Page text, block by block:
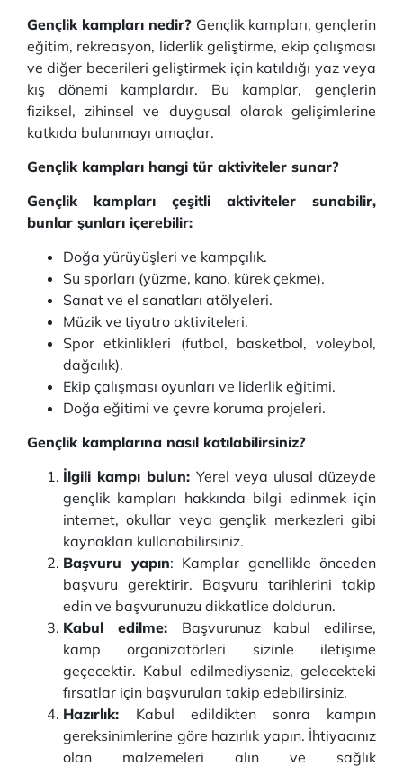
Gençlik kampları nedir? Gençlik kampları, gençlerin
eğitim, rekreasyon, liderlik geliştirme, ekip çalışması
ve diğer becerileri geliştirmek için katıldığı yaz veya
kış dönemi kamplardır. Bu kamplar, gençlerin
fiziksel, zihinsel ve duygusal olarak gelişimlerine
katkıda bulunmayı amaçlar.
Gençlik kampları hangi tür aktiviteler sunar?
Gençlik kampları çeşitli aktiviteler sunabilir,
bunlar şunları içerebilir:
Doğa yürüyüşleri ve kampçılık.
Su sporları (yüzme, kano, kürek çekme).
Sanat ve el sanatları atölyeleri.
Müzik ve tiyatro aktiviteleri.
Spor etkinlikleri (futbol, basketbol, voleybol,
dağcılık).
Ekip çalışması oyunları ve liderlik eğitimi.
Doğa eğitimi ve çevre koruma projeleri.
Gençlik kamplarına nasıl katılabilirsiniz?
İlgili kampı bulun: Yerel veya ulusal düzeyde
gençlik kampları hakkında bilgi edinmek için
internet, okullar veya gençlik merkezleri gibi
kaynakları kullanabilirsiniz.
Başvuru yapın: Kamplar genellikle önceden
başvuru gerektirir. Başvuru tarihlerini takip
edin ve başvurunuzu dikkatlice doldurun.
Kabul edilme: Başvurunuz kabul edilirse,
kamp organizatörleri sizinle iletişime
geçecektir. Kabul edilmediyseniz, gelecekteki
fırsatlar için başvuruları takip edebilirsiniz.
Hazırlık: Kabul edildikten sonra kampın
gereksinimlerine göre hazırlık yapın. İhtiyacınız
olan malzemeleri alın ve sağlık